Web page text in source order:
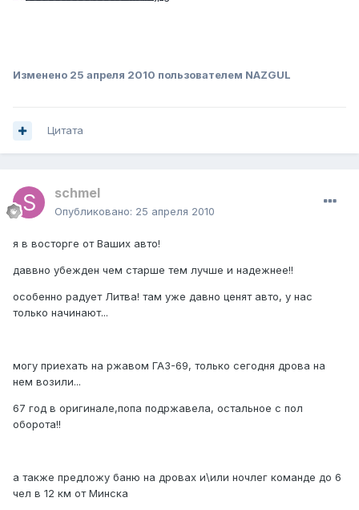
Изменено 25 апреля 2010 пользователем NAZGUL
Цитата
schmel
Опубликовано: 25 апреля 2010
я в восторге от Ваших авто!
даввно убежден чем старше тем лучше и надежнее!!
особенно радует Литва! там уже давно ценят авто, у нас
только начинают...
могу приехать на ржавом ГАЗ-69, только сегодня дрова на
нем возили...
67 год в оригинале,попа подржавела, остальное с пол
оборота!!
а также предложу баню на дровах и\или ночлег команде до 6
чел в 12 км от Минска